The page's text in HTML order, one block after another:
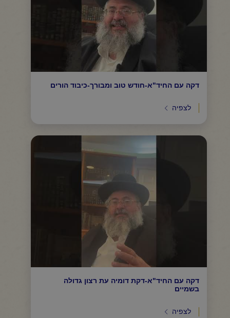
דקה עם החיד"א-חודש טוב ומבורך-כיבוד הורים
לצפיה
דקה עם החיד"א-דקת דומיה עת רצון גדולה
בשמיים
לצפיה